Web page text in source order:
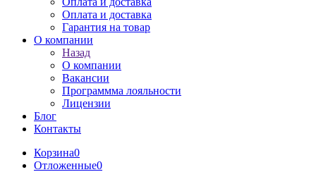
Оплата и доставка
Гарантия на товар
О компании
Назад
О компании
Вакансии
Программма лояльности
Лицензии
Блог
Контакты
Корзина0
Отложенные0